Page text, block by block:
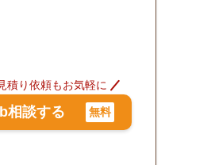
積り依頼もお気軽に
相談する 無料